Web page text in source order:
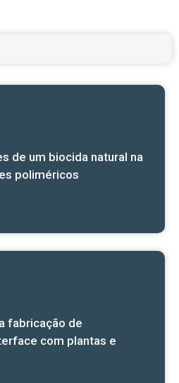
de um biocida natural na
poliméricos
fabricação de
com plantas e